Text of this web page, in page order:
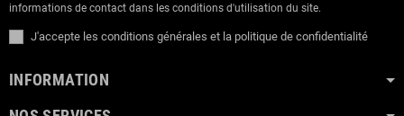
informations de contact dans les conditions d'utilisation du site.
J'accepte les conditions générales et la politique de confidentialité
INFORMATION